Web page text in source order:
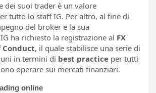
dei suoi trader è un valore
tutto lo staff IG. Per altro, al fine di
del broker e la sua
ha richiesto la registrazione al FX
Conduct, il quale stabilisce una serie di
in termini di best practice per tutti
operare sui mercati finanziari.
online